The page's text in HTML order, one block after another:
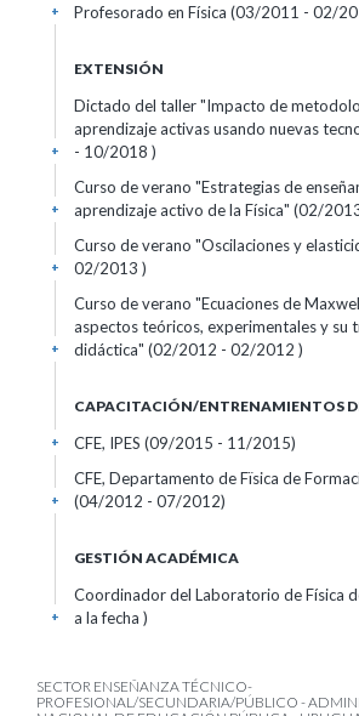
Profesorado en Física (03/2011 - 02/
+
EXTENSIÓN
Dictado del taller "Impacto de
aprendizaje activas usando nuevas
- 10/2018 )
+
Curso de verano "Estrategias de
aprendizaje activo de la Física" (02/
+
Curso de verano "Oscilaciones y
02/2013 )
+
Curso de verano "Ecuaciones de
aspectos teóricos, experimentales y su
didáctica" (02/2012 - 02/2012 )
+
CAPACITACIÓN/ENTRENAMIENTOS
CFE, IPES (09/2015 - 11/2015)
+
CFE, Departamento de Fïsica de
(04/2012 - 07/2012)
+
GESTIÓN ACADÉMICA
Coordinador del Laboratorio de Física
a la fecha )
+
SECTOR ENSEÑANZA TÉCNICO-
PROFESIONAL/SECUNDARIA/PÚBLICO -